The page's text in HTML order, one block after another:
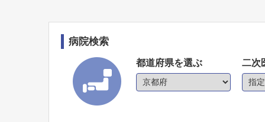
病院検索
都道府県を選ぶ 二次